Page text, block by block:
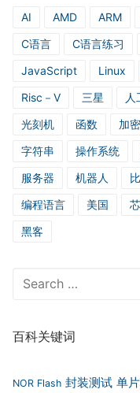
AI AMD ARM
C语言
C语言练习
JavaScript
Linux
Risc－V
三星 人
光刻机
函数 加
字符串
操作系统
服务器
机器人
编程语言
美国
黑客
Search
百科关键词
NOR Flash 封装测试 单